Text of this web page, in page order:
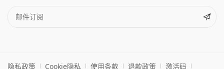
隐私政策 Cookie隐私 使用条款 退款政策 激活码